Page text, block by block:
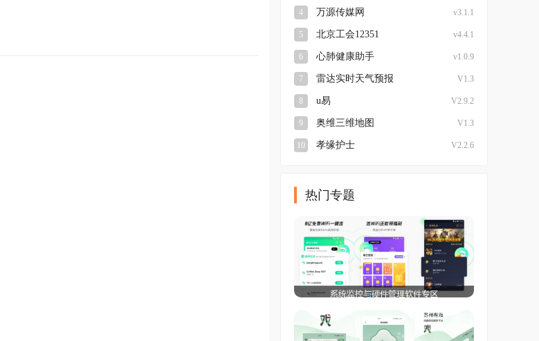
4 万源传媒网 v3.1.1
5 北京工会12351 v4.4.1
6 心肺健康助手 v1.0.9
7 雷达实时天气预报 V1.3
8 u易 V2.9.2
9 奥维三维地图 V1.3
10 孝缘护士 V2.2.6
热门专题